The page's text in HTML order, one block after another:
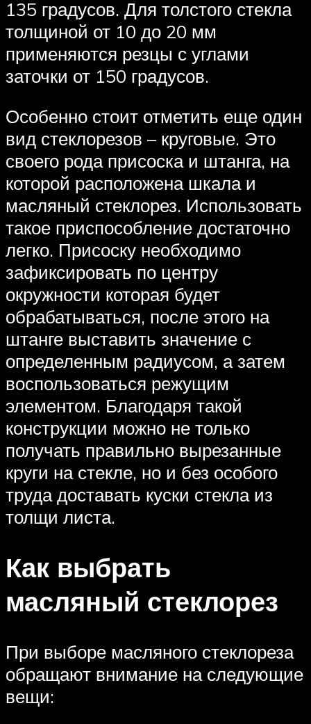
135 градусов. Для толстого стекла
толщиной от 10 до 20 мм
применяются резцы с углами
заточки от 150 градусов.
Особенно стоит отметить еще один
вид стеклорезов – круговые. Это
своего рода присоска и штанга, на
которой расположена шкала и
масляный стеклорез. Использовать
такое приспособление достаточно
легко. Присоску необходимо
зафиксировать по центру
окружности которая будет
обрабатываться, после этого на
штанге выставить значение с
определенным радиусом, а затем
воспользоваться режущим
элементом. Благодаря такой
конструкции можно не только
получать правильно вырезанные
круги на стекле, но и без особого
труда доставать куски стекла из
толщи листа.
Как выбрать
масляный стеклорез
При выборе масляного стеклореза
обращают внимание на следующие
вещи: